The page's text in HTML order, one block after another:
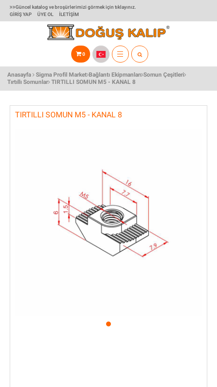
Güncel katalog ve broşürlerimizi görmek için tıklayınız.
GIRIŞ YAP
ÜYE OL İLETIŞIM
0
TOGGLE
NAVIGATION
Anasayfa Sigma Profil Market Bağlantı Ekipmanları Somun Çeşitleri
Tırtıllı Somunlar TIRTILLI SOMUN M5 - KANAL 8
TIRTILLI SOMUN M5 - KANAL 8